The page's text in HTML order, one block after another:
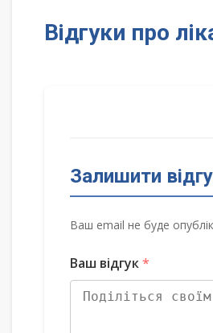
Відгуки про
Залишити
Ваш email не буде
Ваш відгук*